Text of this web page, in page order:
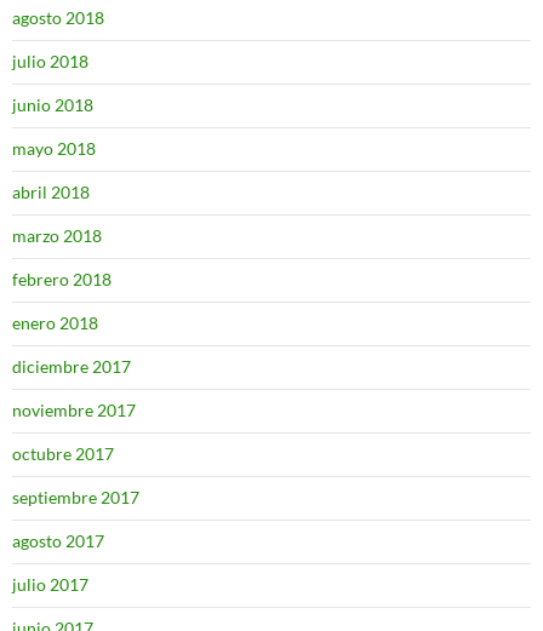
agosto 2018
julio 2018
junio 2018
mayo 2018
abril 2018
marzo 2018
febrero 2018
enero 2018
diciembre 2017
noviembre 2017
octubre 2017
septiembre 2017
agosto 2017
julio 2017